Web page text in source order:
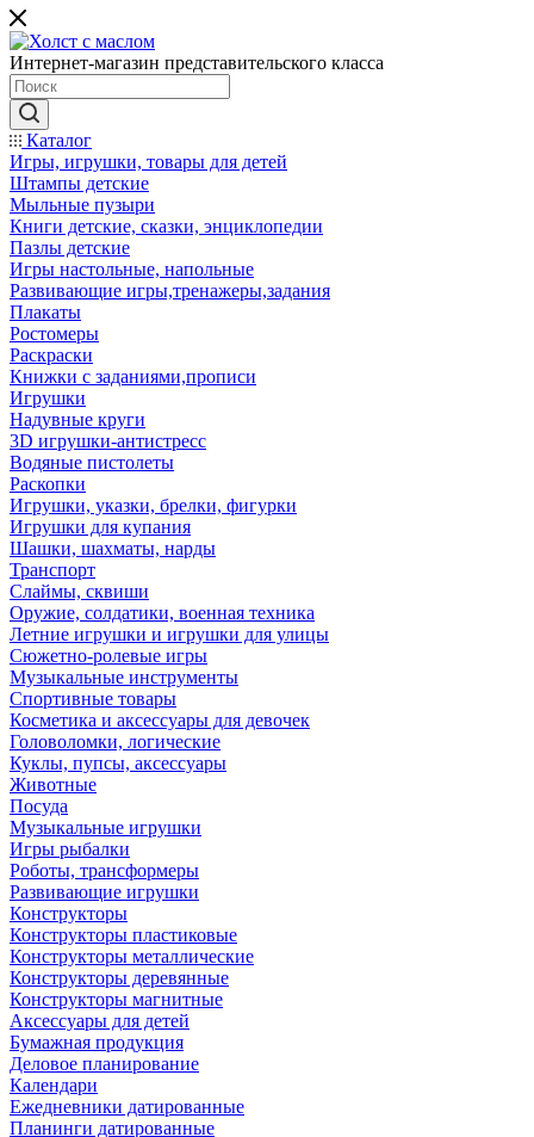
Интернет-магазин представительского класса
Каталог
Игры, игрушки, товары для детей
Штампы детские
Мыльные пузыри
Книги детские, сказки, энциклопедии
Пазлы детские
Игры настольные, напольные
Развивающие игры,тренажеры,задания
Плакаты
Ростомеры
Раскраски
Книжки с заданиями,прописи
Игрушки
Надувные круги
3D игрушки-антистресс
Водяные пистолеты
Раскопки
Игрушки, указки, брелки, фигурки
Игрушки для купания
Шашки, шахматы, нарды
Транспорт
Слаймы, сквиши
Оружие, солдатики, военная техника
Летние игрушки и игрушки для улицы
Сюжетно-ролевые игры
Музыкальные инструменты
Спортивные товары
Косметика и аксессуары для девочек
Головоломки, логические
Куклы, пупсы, аксессуары
Животные
Посуда
Музыкальные игрушки
Игры рыбалки
Роботы, трансформеры
Развивающие игрушки
Конструкторы
Конструкторы пластиковые
Конструкторы металлические
Конструкторы деревянные
Конструкторы магнитные
Аксессуары для детей
Бумажная продукция
Деловое планирование
Календари
Ежедневники датированные
Планинги датированные